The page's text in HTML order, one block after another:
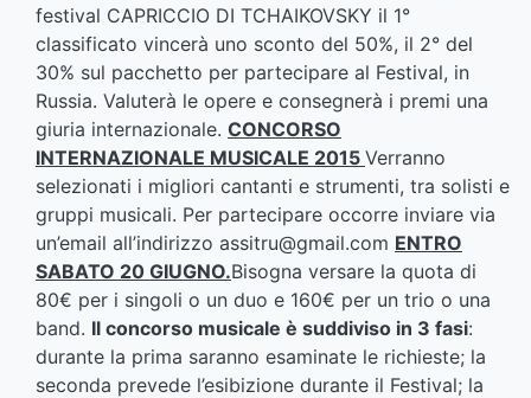
festival CAPRICCIO DI TCHAIKOVSKY il 1°
classificato vincerà uno sconto del 50%, il 2° del
30% sul pacchetto per partecipare al Festival, in
Russia. Valuterà le opere e consegnerà i premi una
giuria internazionale. CONCORSO
INTERNAZIONALE MUSICALE 2015 Verranno
selezionati i migliori cantanti e strumenti, tra solisti e
gruppi musicali. Per partecipare occorre inviare via
un’email all’indirizzo assitru@gmail.com ENTRO
SABATO 20 GIUGNO.Bisogna versare la quota di
80€ per i singoli o un duo e 160€ per un trio o una
band. Il concorso musicale è suddiviso in 3 fasi:
durante la prima saranno esaminate le richieste; la
seconda prevede l’esibizione durante il Festival; la